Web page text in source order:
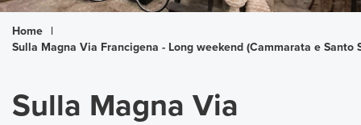
Home
|
Sulla Magna Via Francigena - Long weekend (Cammarata e Santo
Sulla Magna Via